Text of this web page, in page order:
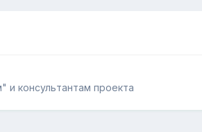
и консультантам проекта